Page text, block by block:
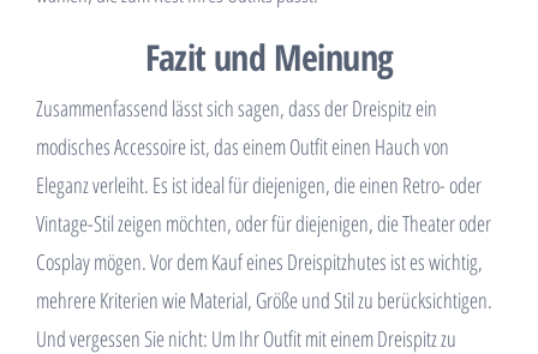
Fazit und Meinung
Zusammenfassend lässt sich sagen, dass der Dreispitz ein
modisches Accessoire ist, das einem Outfit einen Hauch von
Eleganz verleiht. Es ist ideal für diejenigen, die einen Retro- oder
Vintage-Stil zeigen möchten, oder für diejenigen, die Theater oder
Cosplay mögen. Vor dem Kauf eines Dreispitzhutes ist es wichtig,
mehrere Kriterien wie Material, Größe und Stil zu berücksichtigen.
Und vergessen Sie nicht: Um Ihr Outfit mit einem Dreispitz zu